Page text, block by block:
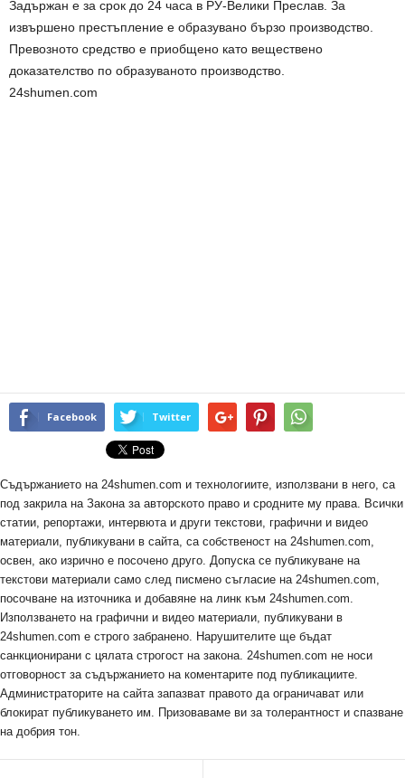
Задържан е за срок до 24 часа в РУ-Велики Преслав. За
извършено престъпление е образувано бързо производство.
Превозното средство е приобщено като веществено
доказателство по образуваното производство.
24shumen.com
Facebook Twitter
Съдържанието на 24shumen.com и технологиите, използвани в него, са
под закрила на Закона за авторското право и сродните му права. Всички
статии, репортажи, интервюта и други текстови, графични и видео
материали, публикувани в сайта, са собственост на 24shumen.com,
освен, ако изрично е посочено друго. Допуска се публикуване на
текстови материали само след писмено съгласие на 24shumen.com,
посочване на източника и добавяне на линк към 24shumen.com.
Използването на графични и видео материали, публикувани в
24shumen.com е строго забранено. Нарушителите ще бъдат
санкционирани с цялата строгост на закона. 24shumen.com не носи
отговорност за съдържанието на коментарите под публикациите.
Администраторите на сайта запазват правото да ограничават или
блокират публикуването им. Призоваваме ви за толерантност и спазване
на добрия тон.